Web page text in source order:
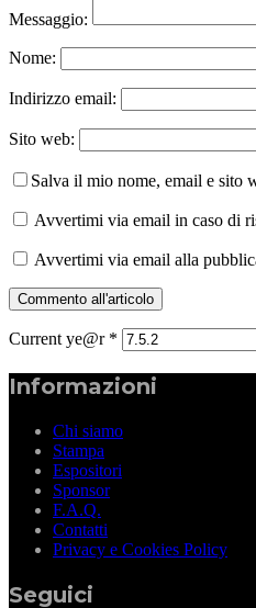
Messaggio:
Nome:
Indirizzo email:
Sito web:
Salva il mio nome, email e sito
Avvertimi via email in caso di
Avvertimi via email alla
Current ye@r *
Informazioni
Chi siamo
Stampa
Espositori
Sponsor
F.A.Q.
Contatti
Privacy e Cookies Policy
Seguici